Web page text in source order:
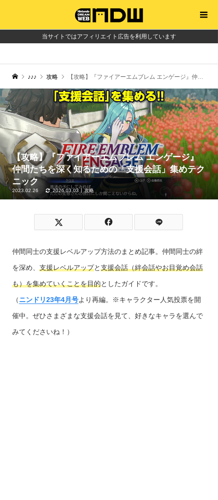
当サイトではアフィリエイト広告を利用しています
♪♪♪ 攻略 【攻略】『ファイアーエムブレム エンゲージ』仲間たちを深く知るための「支援会話」集めテクニック
【攻略】『ファイアーエムブレム エンゲージ』
仲間たちを深く知るための「支援会話」集めテク
ニック
2023.02.26 2026.03.03 攻略
仲間同士の支援レベルアップ方法のまとめ記事。仲間同士の絆
を深め、 支援レベルアップと支援会話（絆会話やお目覚め会話
も）を集めていくことを目的としたガイドです。
（ニンドリ23年4月号より再編。※キャラクター人気投票を開
催中。ぜひさまざまな支援会話を見て、好きなキャラを選んで
みてくださいね！）